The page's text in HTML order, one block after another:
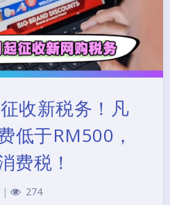
收新税务！凡
低于RM500，
费税！
|
274